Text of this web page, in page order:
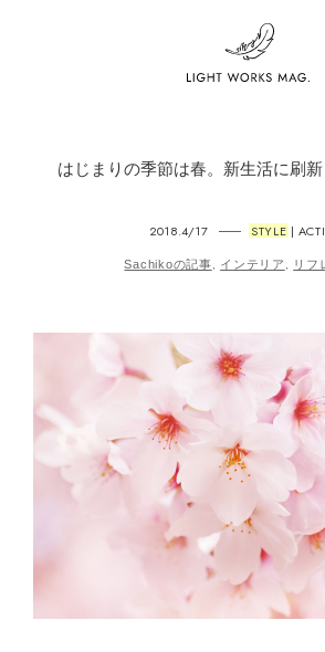
はじまりの季節は春。新生活に刷
2018.4/17 STYLE |
Sachikoの記事 インテリア リフ